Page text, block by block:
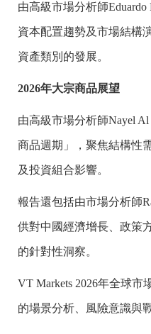
由高級市場分析師Eduardo
資本配置趨勢及市場結構
資產類別的發展。
2026年大宗商品展望
由高級市場分析師Nayel
商品週期」，聚焦結構性
及投資組合影響。
報告還包括由市場分析師
供對中國經濟增長、政策
的針對性洞察。
VT Markets 2026年全球
的場景分析、風險意識與